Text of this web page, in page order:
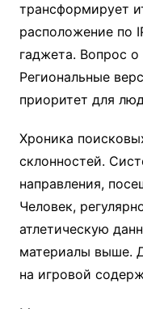
трансформирует
расположение по
гаджета. Вопрос
Региональные
приоритет для
Хроника
склонностей.
направления,
Человек,
атлетическую
материалы выше.
на игровой